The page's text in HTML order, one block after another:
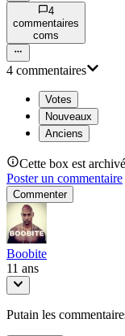
4
commentaires
coms
4 commentaires
Votes
Nouveaux
Anciens
Cette box est
Poster un commentaire
Commenter
Boobite
11 ans
Putain les